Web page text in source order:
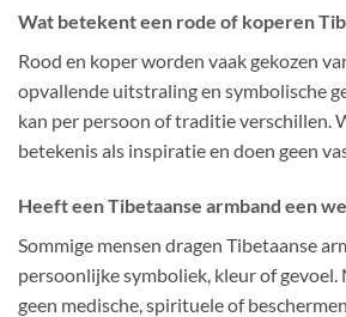
Wat betekent een rode of koperen
Rood en koper worden vaak gekozen
opvallende uitstraling en symbolische
kan per persoon of traditie verschillen.
betekenis als inspiratie en doen geen
Heeft een Tibetaanse armband een
Sommige mensen dragen Tibetaanse
persoonlijke symboliek, kleur of gevoel.
geen medische, spirituele of